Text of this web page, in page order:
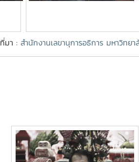
ที่มา : สำนักงานเลขานุการอธิการ มหาวิทยา